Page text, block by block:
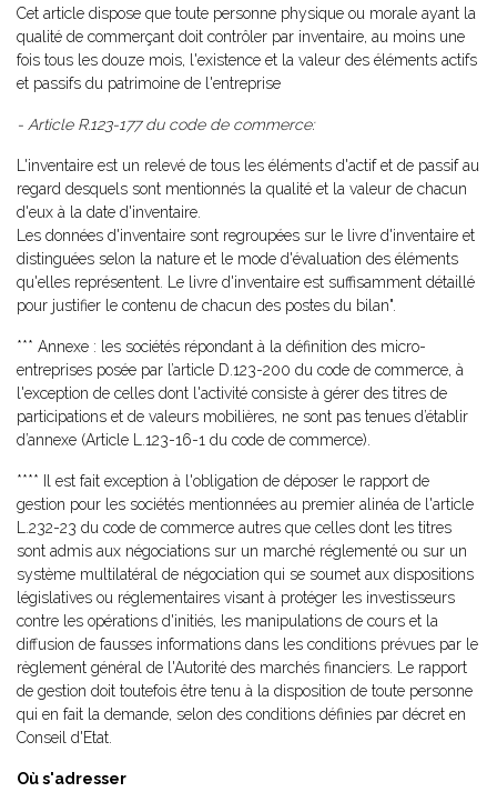
Cet article dispose que toute personne physique ou morale ayant la
qualité de commerçant doit contrôler par inventaire, au moins une
fois tous les douze mois, l'existence et la valeur des éléments actifs
et passifs du patrimoine de l'entreprise
- Article R.123-177 du code de commerce:
L'inventaire est un relevé de tous les éléments d'actif et de passif au
regard desquels sont mentionnés la qualité et la valeur de chacun
d'eux à la date d'inventaire.
Les données d'inventaire sont regroupées sur le livre d'inventaire et
distinguées selon la nature et le mode d'évaluation des éléments
qu'elles représentent. Le livre d'inventaire est suffisamment détaillé
pour justifier le contenu de chacun des postes du bilan".
*** Annexe : les sociétés répondant à la définition des micro-
entreprises posée par l’article D.123-200 du code de commerce, à
l'exception de celles dont l'activité consiste à gérer des titres de
participations et de valeurs mobilières, ne sont pas tenues d’établir
d’annexe (Article L.123-16-1 du code de commerce).
**** Il est fait exception à l'obligation de déposer le rapport de
gestion pour les sociétés mentionnées au premier alinéa de l'article
L.232-23 du code de commerce autres que celles dont les titres
sont admis aux négociations sur un marché réglementé ou sur un
système multilatéral de négociation qui se soumet aux dispositions
législatives ou réglementaires visant à protéger les investisseurs
contre les opérations d'initiés, les manipulations de cours et la
diffusion de fausses informations dans les conditions prévues par le
règlement général de l'Autorité des marchés financiers. Le rapport
de gestion doit toutefois être tenu à la disposition de toute personne
qui en fait la demande, selon des conditions définies par décret en
Conseil d'Etat.
Où s'adresser